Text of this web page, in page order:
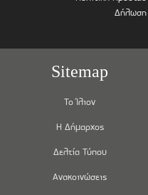
Δήλωση
Sitemap
Το Ίλιον
Η Δήμαρχος
Δελτία Τύπου
Ανακοινώσεις